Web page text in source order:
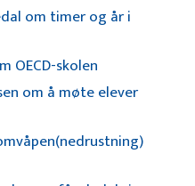
om timer og år i
OECD-skolen
om å møte elever